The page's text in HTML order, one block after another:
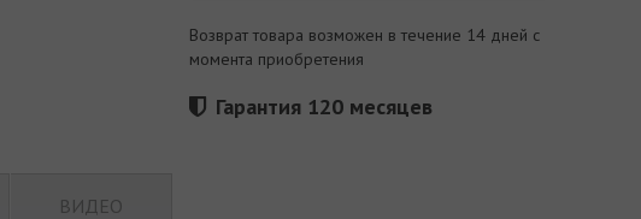
Возврат товара возможен в течение 14 дней с
момента приобретения
Гарантия 120 месяцев
ВИДЕО